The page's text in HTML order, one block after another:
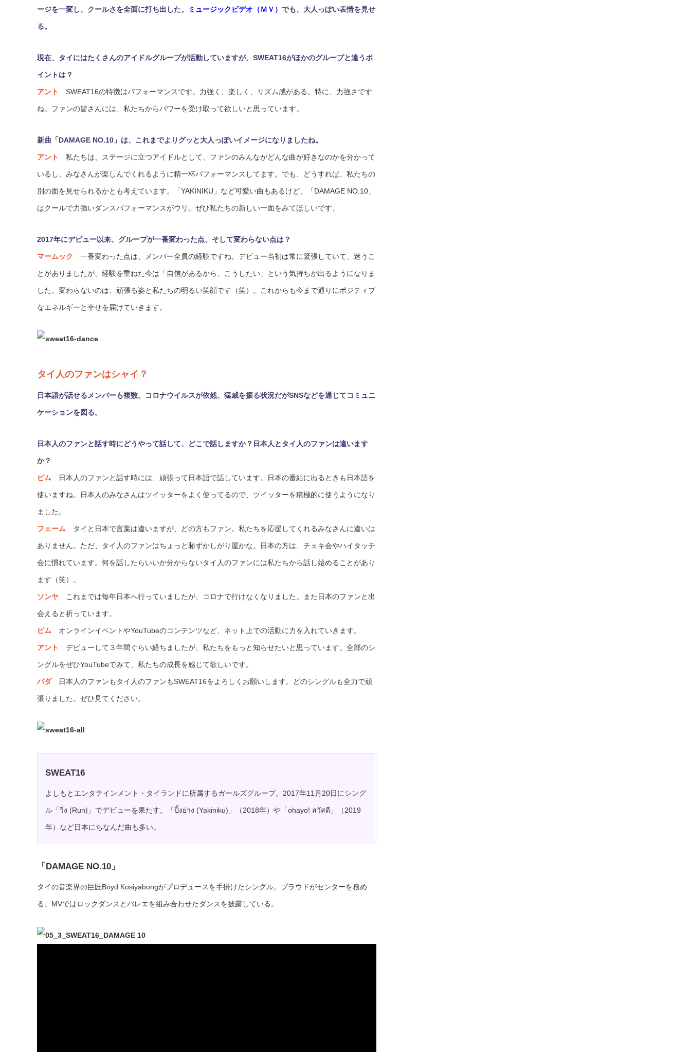
ージを一変し、クールさを全面に打ち出した。 ミュージックビデオ（ＭＶ） でも、大人っぽい表情を見せ
る。
現在、タイにはたくさんのアイドルグループが活動していますが、SWEAT16がほかのグループと違うポ
イントは？
アント SWEAT16の特徴はパフォーマンスです。力強く、楽しく、リズム感がある。特に、力強さです
ね。ファンの皆さんには、私たちからパワーを受け取って欲しいと思っています。
新曲「DAMAGE NO.10」は、これまでよりグッと大人っぽいイメージになりましたね。
アント 私たちは、ステージに立つアイドルとして、ファンのみんながどんな曲が好きなのかを分かって
いるし、みなさんが楽しんでくれるように精一杯パフォーマンスしてます。でも、どうすれば、私たちの
別の面を見せられるかとも考えています。「YAKINIKU」など可愛い曲もあるけど、「DAMAGE NO.10」
はクールで力強いダンスパフォーマンスがウリ。ぜひ私たちの新しい一面をみてほしいです。
2017年にデビュー以来、グループが一番変わった点、そして変わらない点は？
マームック 一番変わった点は、メンバー全員の経験ですね。デビュー当初は常に緊張していて、迷うこ
とがありましたが、経験を重ねた今は「自信があるから、こうしたい」という気持ちが出るようになりま
した。変わらないのは、頑張る姿と私たちの明るい笑顔です（笑）。これからも今まで通りにポジティブ
なエネルギーと幸せを届けていきます。
タイ人のファンはシャイ？
日本語が話せるメンバーも複数。コロナウイルスが依然、猛威を振る状況だがSNSなどを通じてコミュニ
ケーションを図る。
日本人のファンと話す時にどうやって話して、どこで話しますか？日本人とタイ人のファンは違います
か？
ピム 日本人のファンと話す時には、頑張って日本語で話しています。日本の番組に出るときも日本語を
使いますね。日本人のみなさんはツイッターをよく使ってるので、ツイッターを積極的に使うようになり
ました。
フェーム タイと日本で言葉は違いますが、どの方もファン。私たちを応援してくれるみなさんに違いは
ありません。ただ、タイ人のファンはちょっと恥ずかしがり屋かな。日本の方は、チェキ会やハイタッチ
会に慣れています。何を話したらいいか分からないタイ人のファンには私たちから話し始めることがあり
ます（笑）。
ソンヤ これまでは毎年日本へ行っていましたが、コロナで行けなくなりました。また日本のファンと出
会えると祈っています。
ピム オンラインイベントやYouTubeのコンテンツなど、ネット上での活動に力を入れていきます。
アン ト デビューして３年間ぐらい経ちましたが、私たちをもっと知らせたいと思っています。全部のシ
ングルをぜひYouTubeでみて、私たちの成長を感じて欲しいです。
パダ日本人のファンもタイ人のファンもSWEAT16をよろしくお願いします。どのシングルも全力で頑
張りました。ぜひ見てください。
SWEAT16
よしもとエンタテインメント・タイランドに所属するガールズグループ。2017年11月20日にシング
ル「วิ่ง (Run)」でデビューを果たす。「ปิ้งย่าง (Yakiniku)」（2018年）や「ohayo! สวัสดี」（2019
年）など日本にちなんだ曲も多い。
「DAMAGE NO.10」
タイの音楽界の巨匠Boyd Kosiyabongがプロデュースを手掛けたシングル。プラウドがセンターを務め
る。MVではロックダンスとバレエを組み合わせたダンスを披露している。